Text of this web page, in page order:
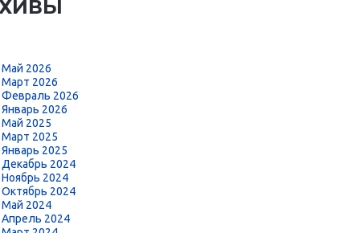
Май 2026
Март 2026
Февраль 2026
Январь 2026
Май 2025
Март 2025
Январь 2025
Декабрь 2024
Ноябрь 2024
Октябрь 2024
Май 2024
Апрель 2024